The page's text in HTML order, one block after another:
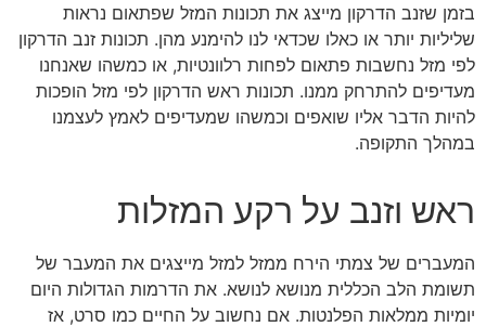
בזמן שזנב הדרקון מייצג את תכונות המזל שפתאום נראות
שליליות יותר או כאלו שכדאי לנו להימנע מהן. תכונות זנב הדרקון
לפי מזל נחשבות פתאום לפחות רלוונטיות, או כמשהו שאנחנו
מעדיפים להתרחק ממנו. תכונות ראש הדרקון לפי מזל הופכות
להיות הדבר אליו שואפים וכמשהו שמעדיפים לאמץ לעצמנו
במהלך התקופה.
ראש וזנב על רקע המזלות
המעברים של צמתי הירח ממזל למזל מייצגים את המעבר של
תשומת הלב הכללית מנושא לנושא. את הדרמות הגדולות היום
יומיות ממלאות הפלנטות. אם נחשוב על החיים כמו סרט, אז